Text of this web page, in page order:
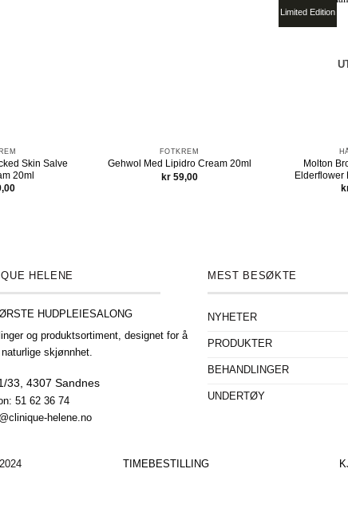
Skin Salve
20ml
FOTKREM
Gehwol Med Lipidro Cream 20ml
kr59,00
Limited Edition
Molton
Elderflower
HELENE
HUDPLEIESALONG
og produktsortiment, designet for å
skjønnhet.
33,4307 Sandnes
51 62 36 74
helene.no
MEST BESØKTE
NYHETER
PRODUKTER
BEHANDLINGER
UNDERTØY
2024 TIMEBESTILLING